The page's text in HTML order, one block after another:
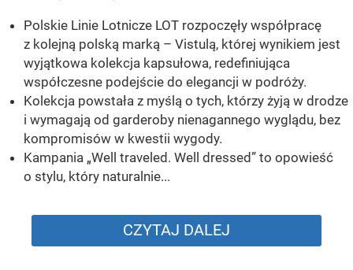
Polskie Linie Lotnicze LOT rozpoczęły współpracę
z kolejną polską marką – Vistulą, której wynikiem jest
wyjątkowa kolekcja kapsułowa, redefiniująca
współczesne podejście do elegancji w podróży.
Kolekcja powstała z myślą o tych, którzy żyją w drodze
i wymagają od garderoby nienagannego wyglądu, bez
kompromisów w kwestii wygody.
Kampania „Well traveled. Well dressed” to opowieść
o stylu, który naturalnie...
CZYTAJ DALEJ